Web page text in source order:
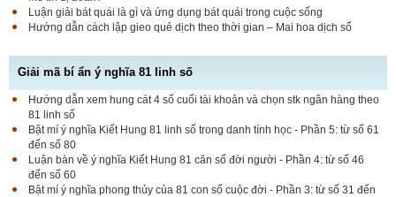
Luận giải bát quái là gì và ứng dụng bát quái trong cuộc sống
Hướng dẫn cách lập gieo quẻ dịch theo thời gian – Mai hoa dịch số
Giải mã bí ẩn ý nghĩa 81 linh số
Hướng dẫn xem hung cát 4 số cuối tài khoản và chọn stk ngân hàng theo
81 linh số
Bật mí ý nghĩa Kiết Hung 81 linh số trong danh tính học - Phần 5: từ số 61
đến số 80
Luận bàn về ý nghĩa Kiết Hung 81 căn số đời người - Phần 4: từ số 46
đến số 60
Bật mí ý nghĩa phong thủy của 81 con số cuộc đời - Phần 3: từ số 31 đến